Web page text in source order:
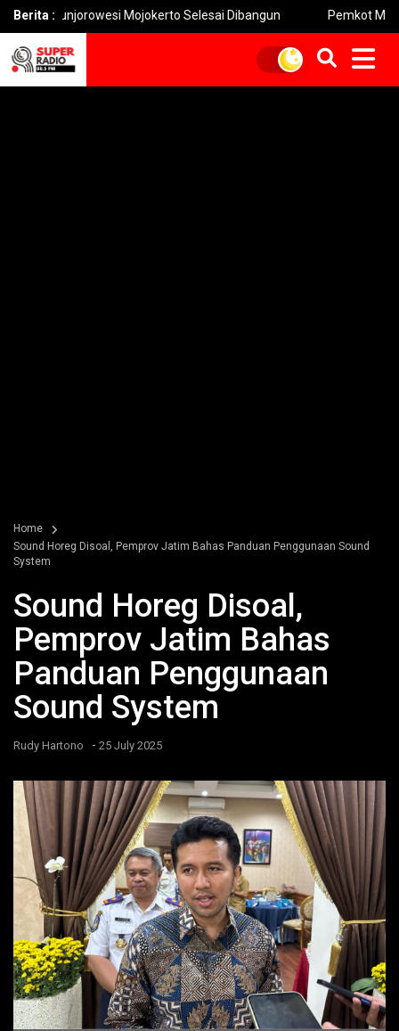
Berita : Mojokerto Selesai Dibangun Pemkot Mojokerto
Home
Sound Horeg Disoal, Pemprov Jatim Bahas Panduan Penggunaan Sound
System
Sound Horeg Disoal,
Pemprov Jatim Bahas
Panduan Penggunaan
Sound System
Rudy Hartono - 25 July 2025